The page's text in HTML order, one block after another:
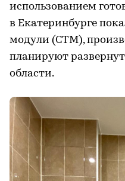
использованием
в Екатеринбурге
модули (СТМ),
планируют
области.